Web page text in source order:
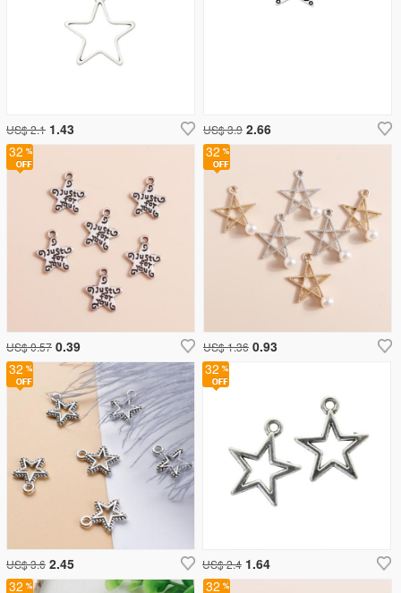
US$ 3.9 2.66
US$ 2.1 1.43
32
US$ 0.57 0.39
32
US$ 1.36 0.93
32
32
US$ 2.4 1.64
32
32
US$ 3.6 2.45